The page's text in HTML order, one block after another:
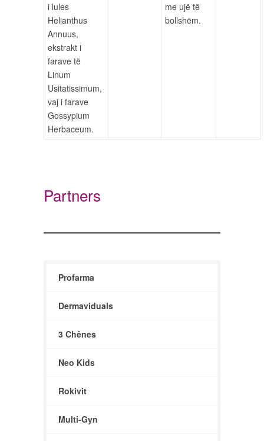
i lules
Helianthus
Annuus,
ekstrakt i
farave të
Linum
Usitatissimum,
vaj i farave
Gossypium
Herbaceum.
me ujë të
bollshëm.
Partners
Profarma
Dermaviduals
3 Chênes
Neo Kids
Rokivit
Multi-Gyn